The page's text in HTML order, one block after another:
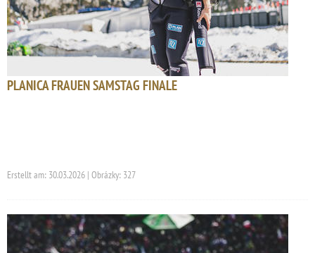
PLANICA FRAUEN SAMSTAG FINALE
Erstellt am: 30.03.2026 | Obrázky: 327